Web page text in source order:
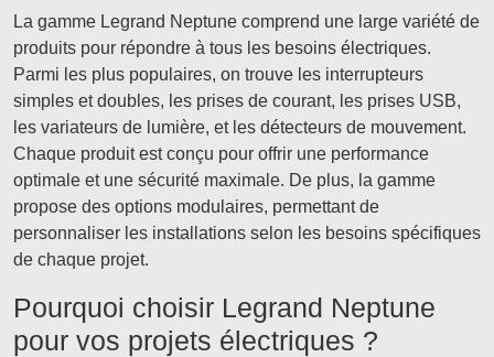
La gamme Legrand Neptune comprend une large variété de
produits pour répondre à tous les besoins électriques.
Parmi les plus populaires, on trouve les interrupteurs
simples et doubles, les prises de courant, les prises USB,
les variateurs de lumière, et les détecteurs de mouvement.
Chaque produit est conçu pour offrir une performance
optimale et une sécurité maximale. De plus, la gamme
propose des options modulaires, permettant de
personnaliser les installations selon les besoins spécifiques
de chaque projet.
Pourquoi choisir Legrand Neptune
pour vos projets électriques ?